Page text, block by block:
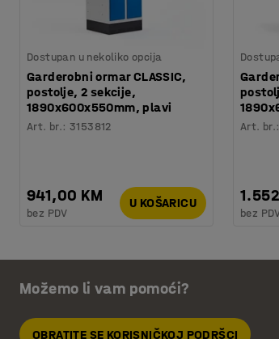
Dostupan u nekoliko opcija
Garderobni ormar CLASSIC,
postolje, 2 sekcije,
1890x600x550mm, plavi
Art. br.:3153812
941,00 KM
bez PDV
U KOŠARICU
Art. br.
bez
Možemo li vam pomoći?
OBRATITE SE KORISNIČKOJ PODRŠCI